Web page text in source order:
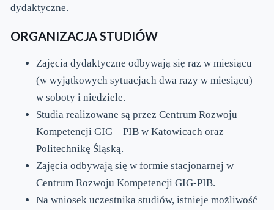
dydaktyczne.
ORGANIZACJA STUDIÓW
Zajęcia dydaktyczne odbywają się raz w miesiącu
(w wyjątkowych sytuacjach dwa razy w miesiącu) –
w soboty i niedziele.
Studia realizowane są przez Centrum Rozwoju
Kompetencji GIG – PIB w Katowicach oraz
Politechnikę Śląską.
Zajęcia odbywają się w formie stacjonarnej w
Centrum Rozwoju Kompetencji GIG-PIB.
Na wniosek uczestnika studiów, istnieje możliwość